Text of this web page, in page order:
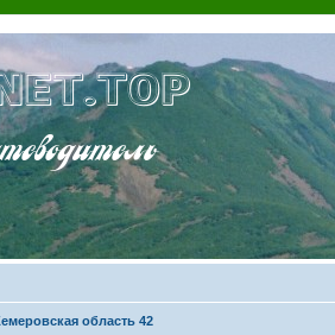
область 42